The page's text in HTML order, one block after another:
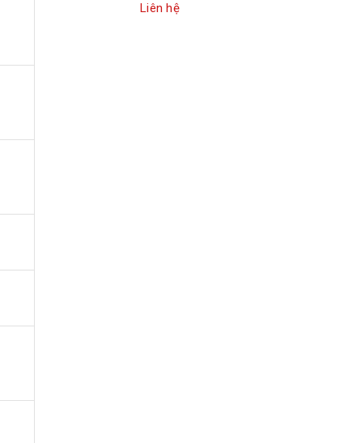
Liên hệ